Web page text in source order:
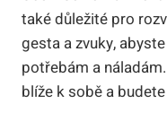
také důležité​ pro
gesta a zvuky,
potřebám a
blíže k sobě​ a